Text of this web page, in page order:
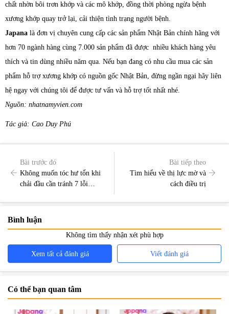
chất nhờn bôi trơn khớp và các mô khớp, đồng thời phòng ngừa bệnh
xương khớp quay trở lại, cải thiện tình trạng người bệnh.
Japana là đơn vị chuyên cung cấp các sản phẩm Nhật Bản chính hãng với
hơn 70 ngành hàng cùng 7.000 sản phẩm đã được nhiều khách hàng yêu
thích và tin dùng nhiều năm qua. Nếu bạn đang có nhu cầu mua các sản
phẩm hỗ trợ xương khớp có nguồn gốc Nhật Bản, đừng ngần ngại hãy liên
hệ ngay với chúng tôi để được tư vấn và hỗ trợ tốt nhất nhé.
Nguồn: nhatnamyvien.com
Tác giả: Cao Duy Phú
Bài trước đó
Không muốn tóc hư tổn khi
chải đầu cần tránh 7 lỗi
Bài tiếp theo
Tìm hiểu về thị lực mờ và
cách điều trị
Bình luận
Không tìm thấy nhận xét phù hợp
Xem tất cả đánh giá Viết đánh giá
Có thể bạn quan tâm